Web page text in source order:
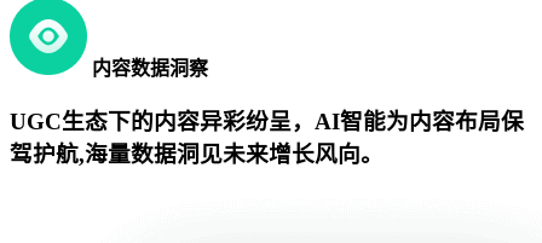
内容数据洞察
UGC生态下的内容异彩纷呈，AI智能为内容布局保
驾护航,海量数据洞见未来增长风向。